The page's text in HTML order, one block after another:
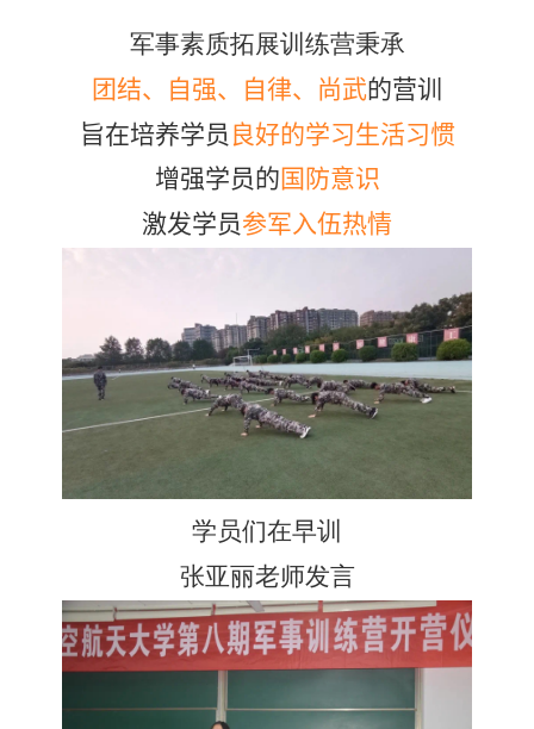
军事素质拓展训练营秉承
团结、自强、自律、尚武的营训
旨在培养学员 良好的学习生活习惯
增强学员的国防意识
激发学员参军入伍热情
学员们在早训
张亚丽老师发言